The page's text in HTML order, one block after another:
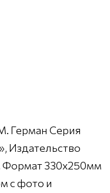
Герман Серия
Издательство
Формат 330х250мм
с фото и